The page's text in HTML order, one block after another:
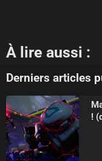
À lire aussi :
Derniers articles
!